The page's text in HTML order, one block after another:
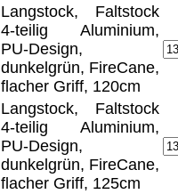
Langstock, Faltstock
4-teilig Aluminium,
PU-Design,
dunkelgrün, FireCane,
flacher Griff, 120cm
Langstock, Faltstock
4-teilig Aluminium,
PU-Design,
dunkelgrün, FireCane,
flacher Griff, 125cm